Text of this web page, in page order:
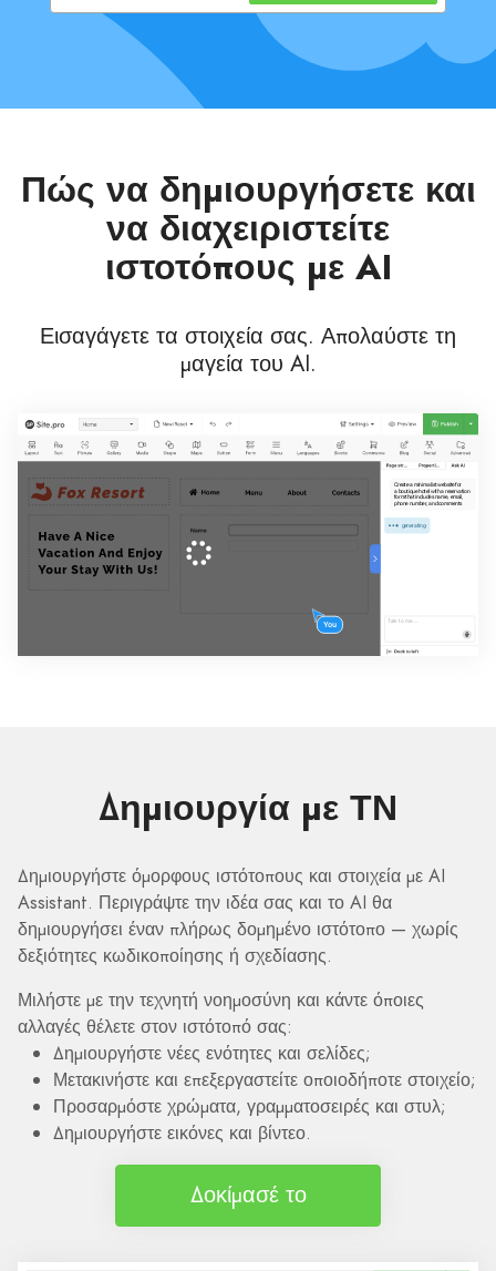
Πώς να δημιουργήσετε και
να διαχειριστείτε
ιστοτόπους με AI
Εισαγάγετε τα στοιχεία σας. Απολαύστε τη
μαγεία του AI.
Δημιουργία με ΤΝ
Δημιουργήστε όμορφους ιστότοπους και στοιχεία με AI
Assistant. Περιγράψτε την ιδέα σας και το AI θα
δημιουργήσει έναν πλήρως δομημένο ιστότοπο — χωρίς
δεξιότητες κωδικοποίησης ή σχεδίασης.
Μιλήστε με την τεχνητή νοημοσύνη και κάντε όποιες
αλλαγές θέλετε στον ιστότοπό σας:
Δημιουργήστε νέες ενότητες και σελίδες;
Μετακινήστε και επεξεργαστείτε οποιοδήποτε στοιχείο;
Προσαρμόστε χρώματα, γραμματοσειρές και στυλ;
Δημιουργήστε εικόνες και βίντεο.
Δοκίμασέ το